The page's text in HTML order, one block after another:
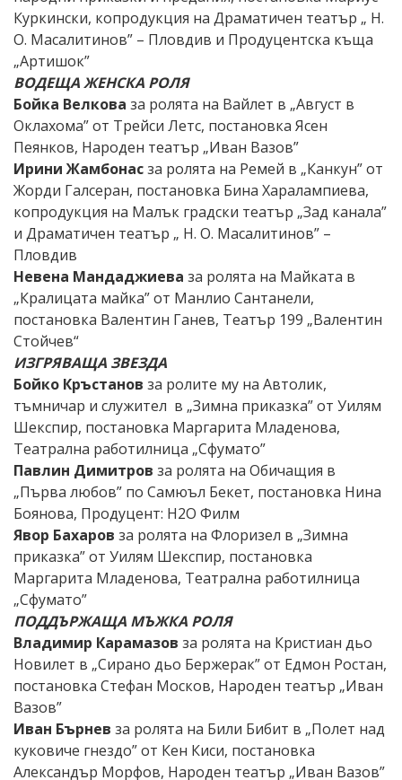
Куркински, копродукция на Драматичен театър „ Н.
О. Масалитинов” – Пловдив и Продуцентска къща
„Артишок”
ВОДЕЩА ЖЕНСКА РОЛЯ
Бойка Велкова за ролята на Вайлет в „Август в
Оклахома” от Трейси Летс, постановка Ясен
Пеянков, Народен театър „Иван Вазов”
Ирини Жамбонасза ролята на Ремей в „Канкун” от
Жорди Галсеран, постановка Бина Харалампиева,
копродукция на Малък градски театър „Зад канала”
и Драматичен театър „ Н. О. Масалитинов” –
Пловдив
Невена Мандаджиева за ролята на Майката в
„Кралицата майка” от Манлио Сантанели,
постановка Валентин Ганев, Театър 199 „Валентин
Стойчев“
ИЗГРЯВАЩА ЗВЕЗДА
Бойко Кръстанов за ролите му на Автолик,
тъмничар и служител в „Зимна приказка” от Уилям
Шекспир, постановка Маргарита Младенова,
Театрална работилница „Сфумато”
Павлин Димитров за ролята на Обичащия в
„Първа любов” по Самюъл Бекет, постановка Нина
Боянова, Продуцент: Н2О Филм
Явор Бахаров за ролята на Флоризел в „Зимна
приказка” от Уилям Шекспир, постановка
Маргарита Младенова, Театрална работилница
„Сфумато”
ПОДДЪРЖАЩА МЪЖКА РОЛЯ
Владимир Карамазов за ролята на Кристиан дьо
Новилет в „Сирано дьо Бержерак” от Едмон Ростан,
постановка Стефан Москов, Народен театър „Иван
Вазов”
Иван Бърнев за ролята на Били Бибит в „Полет над
куковиче гнездо” от Кен Киси, постановка
Александър Морфов, Народен театър „Иван Вазов”